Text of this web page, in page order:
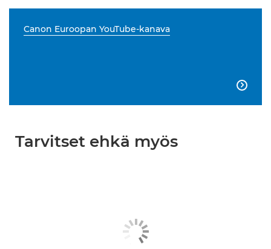
Canon Euroopan YouTube-kanava

Tarvitset ehkä myös